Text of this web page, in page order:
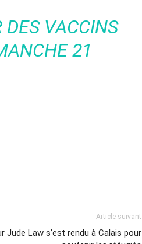
DES VACCINS
21
Article suivant
Jude Law s’est rendu à Calais pour